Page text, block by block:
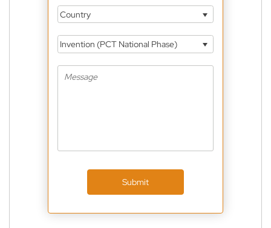
Country
Invention (PCT National Phase)
Submit